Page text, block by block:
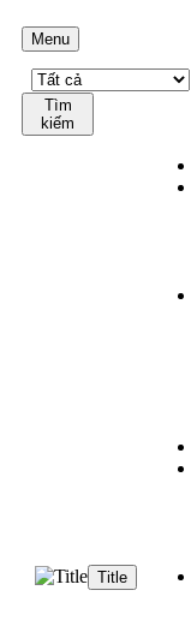
Menu
Tìm
kiếm
Title